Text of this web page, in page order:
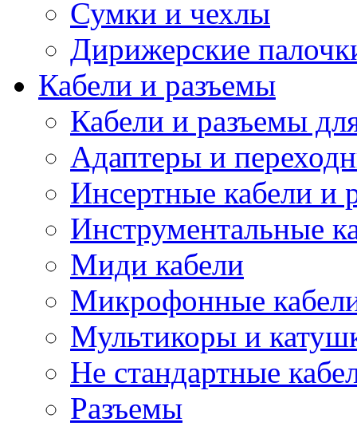
Сумки и чехлы
Дирижерские
Кабели и разъемы
Кабели и разъемы
Адаптеры и
Инсертные кабели и
Инструментальные
Миди кабели
Микрофонные
Мультикоры и
Не стандартные
Разъемы